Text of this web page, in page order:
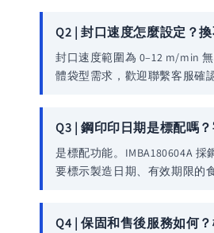
Q2 | 封口速度怎麼設定？
封口速度範圍為 0–12 m/min
體袋型需求，歡迎聯繫客服確
Q3 | 鋼印印日期是標配嗎
是標配功能。IMBA180604A
要標示製造日期、有效期限的
Q4 | 保固和售後服務如何